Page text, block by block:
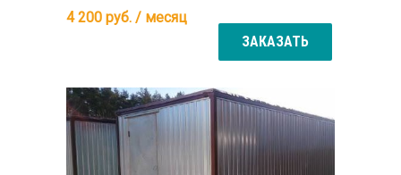
4 200 руб. / месяц
ЗАКАЗАТЬ